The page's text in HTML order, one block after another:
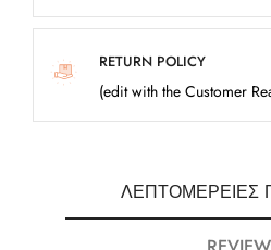
RETURN POLICY
(edit with the Customer
ΛΕΠΤΟΜΈΡΕΙΕΣ